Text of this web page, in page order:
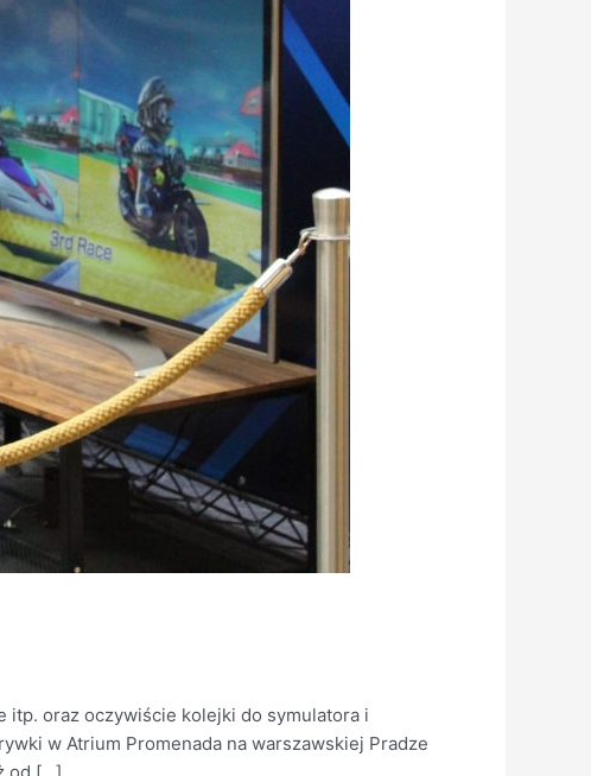
itp. oraz oczywiście kolejki do symulatora i
w Atrium Promenada na warszawskiej Pradze
od […]